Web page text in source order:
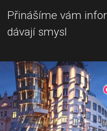
Přinášíme vám
dávají smysl